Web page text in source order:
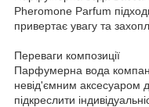
Pheromone Parfum
привертає увагу та
Переваги композиції
Парфумерна вода
невід'ємним аксесуаром
підкреслити